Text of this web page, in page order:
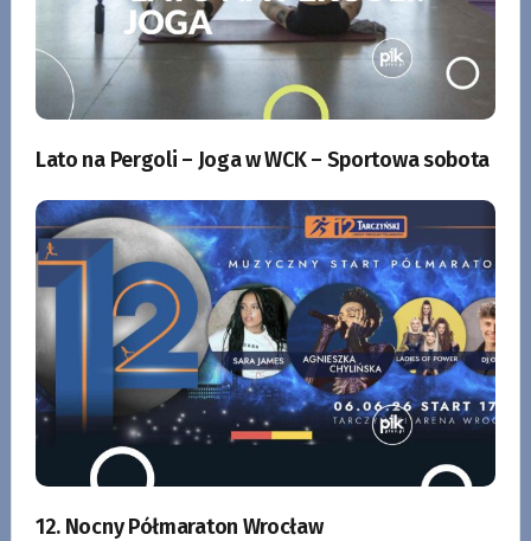
Lato na Pergoli – Joga w WCK – Sportowa sobota
12. Nocny Półmaraton Wrocław